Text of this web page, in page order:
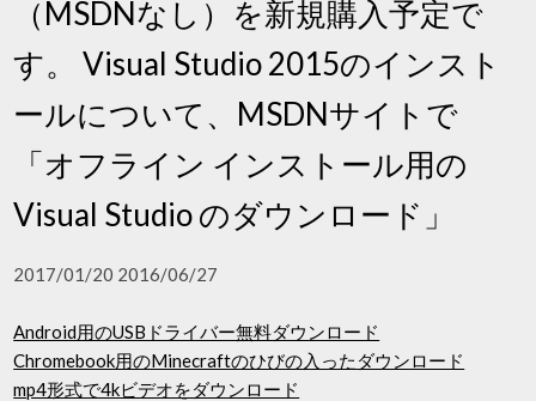
（MSDNなし）を新規購入予定で
す。 Visual Studio 2015のインスト
ールについて、MSDNサイトで
「オフライン インストール用の
Visual Studio のダウンロード」
2017/01/20 2016/06/27
Android用のUSBドライバー無料ダウンロード
Chromebook用のMinecraftのひびの入ったダウンロード
mp4形式で4kビデオをダウンロード